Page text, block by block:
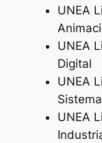
UNEA
UNEA
Digital
UNEA
UNEA